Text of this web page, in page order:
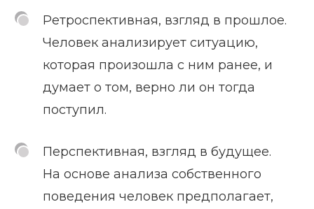
Ретроспективная, взгляд в прошлое.
Человек анализирует ситуацию,
которая произошла с ним ранее, и
думает о том, верно ли он тогда
поступил.
Перспективная, взгляд в будущее.
На основе анализа собственного
поведения человек предполагает,